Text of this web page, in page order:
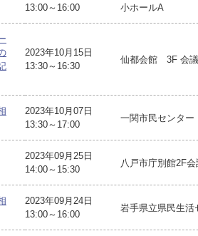
13:00～16:00
小ホールA
2023年10月15日
13:30～16:30
仙都会館 3F 会
2023年10月07日
13:30～17:00
一関市民センター
2023年09月25日
14:00～15:30
八戸市庁別館2F
2023年09月24日
13:00～16:00
岩手県立県民生活